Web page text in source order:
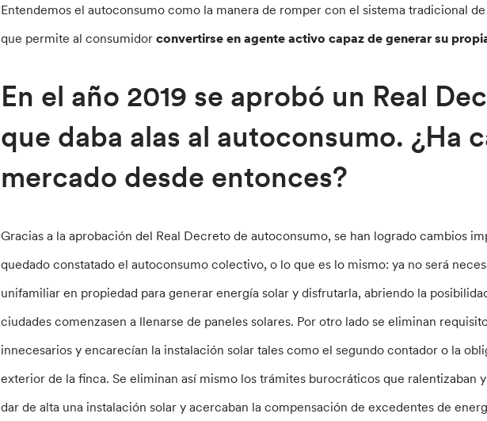
Entendemos el autoconsumo como la manera de romper con el sistema tradicional
que permite al consumidorconvertirse en agente activo capaz de generar su
En el año 2019 se aprobó un Real
que daba alas al autoconsumo. ¿Ha
mercado desde entonces?
Gracias a la aprobación del Real Decreto de autoconsumo, se han logrado cambios
quedado constatado el autoconsumo colectivo, o lo que es lo mismo: ya no será
unifamiliar en propiedad para generar energía solar y disfrutarla, abriendo la
ciudades comenzasen a llenarse de paneles solares. Por otro lado se eliminan
innecesarios y encarecían la instalación solar tales como el segundo contador o la
exterior de la finca. Se eliminan así mismo los trámites burocráticos que ralentizaban
dar de alta una instalación solar y acercaban la compensación de excedentes de